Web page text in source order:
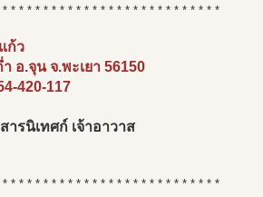
* * * * * * * * * * * * * * * * * * * * * * * * * *
ก้ว
อ.จุน จ.พะเยา 56150
420-117
ารนิเทศก์ เจ้าอาวาส
* * * * * * * * * * * * * * * * * * * * * * * * * *